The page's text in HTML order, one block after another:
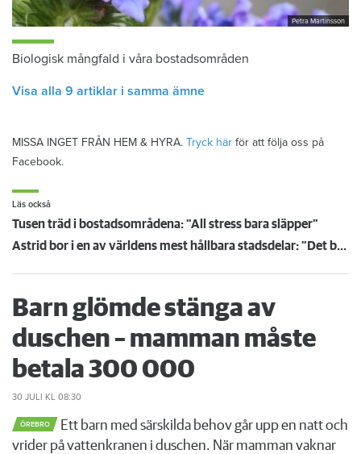
Petra Martinsson
Biologisk mångfald i våra bostadsområden
Visa alla 9 artiklar i samma ämne
MISSA INGET FRÅN HEM & HYRA. Tryck här för att följa oss på
Facebook.
Läs också
Tusen träd i bostadsområdena: "All stress bara släpper"
Astrid bor i en av världens mest hållbara stadsdelar: ”Det bästa är att det inte finns några bilar”
Barn glömde stänga av
duschen – mamman måste
betala 300 000
30 JULI KL 08:30
ÖREBRO
Ett barn med särskilda behov går upp en natt och
vrider på vattenkranen i duschen. När mamman vaknar